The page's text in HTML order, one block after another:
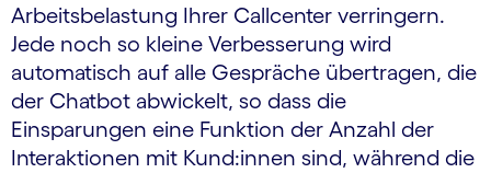
Arbeitsbelastung Ihrer Callcenter verringern.
Jede noch so kleine Verbesserung wird
automatisch auf alle Gespräche übertragen, die
der Chatbot abwickelt, so dass die
Einsparungen eine Funktion der Anzahl der
Interaktionen mit Kund:innen sind, während die